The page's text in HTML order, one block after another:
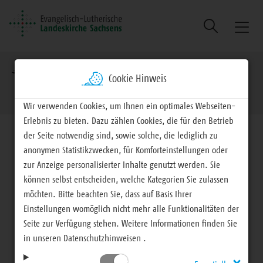
Suche
Brotkrumennavigation
EVLKS - engagiert Landeskirche
Sonntag, 15. November 2015
27. Landessynode Berichterstattung, Vorlagen und
Beschlüsse
27. Landessynode -
Cookie Hinweis
Wir verwenden Cookies, um Ihnen ein optimales Webseiten-
Erlebnis zu bieten. Dazu zählen Cookies, die für den Betrieb
der Seite notwendig sind, sowie solche, die lediglich zu
anonymen Statistikzwecken, für Komforteinstellungen oder
zur Anzeige personalisierter Inhalte genutzt werden. Sie
können selbst entscheiden, welche Kategorien Sie zulassen
möchten. Bitte beachten Sie, dass auf Basis Ihrer
Einstellungen womöglich nicht mehr alle Funktionalitäten der
Seite zur Verfügung stehen. Weitere Informationen finden Sie
in unseren Datenschutzhinweisen .